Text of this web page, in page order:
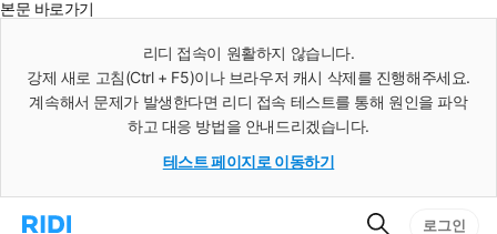
본문 바로가기
리디 접속이 원활하지 않습니다.
강제 새로 고침(Ctrl + F5)이나 브라우저 캐시 삭제를 진행해주세요.
계속해서 문제가 발생한다면 리디 접속 테스트를 통해 원인을 파악
하고 대응 방법을 안내드리겠습니다.
테스트 페이지로 이동하기
리
검
로그인